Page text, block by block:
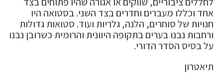
אחד וכללו מעברים וחדרים בצד השני. בסטואה היו
חנויות של סוחרים, הלנה, גלריות ועוד. סטואות גדולות
ורחבות נבנו בערים בתקופה היוונית והרומית כשרובן נבנו
על בסיס הסדר הדורי.
תיאטרון